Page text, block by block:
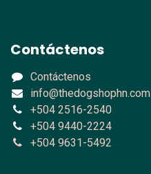
Contáctenos
Contáctenos
info@thedogshophn.com
+504 2516-2540
+504 9440-2224
+504 9631-5492